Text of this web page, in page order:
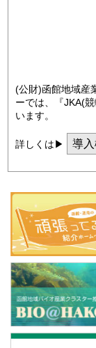
(公財)函館地域産
ーでは、『JKA(
います。
詳しくは▶ 導